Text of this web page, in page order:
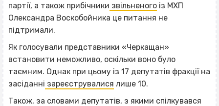
партії, а також прибічники звільненого із МХП
Олександра Воскобойника це питання не
підтримали.
Як голосували представники «Черкащан»
встановити неможливо, оскільки воно було
таємним. Однак при цьому із 17 депутатів фракції на
засіданні зареєструвалися лише 10.
Також, за словами депутатів, з якими спілкувався